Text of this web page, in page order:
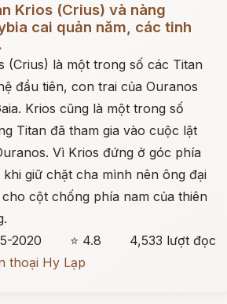
Krios (Crius) và nàng
cai quản năm, các tinh
(Crius) là một trong số các Titan
đầu tiên, con trai của Ouranos
Krios cũng là một trong số
Titan đã tham gia vào cuộc lật
Vì Krios đứng ở góc phía
khi giữ chặt cha mình nên ông đại
cho cột chống phía nam của thiên
2020
⭐ 4.8
4,533 lượt đọc
thoại Hy Lạp